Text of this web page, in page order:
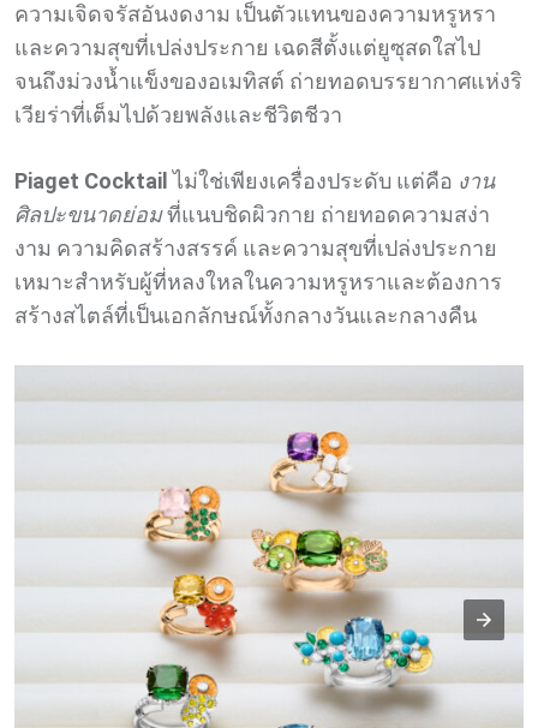
ความเจิดจรัสอันงดงาม เป็นตัวแทนของความหรูหรา
และความสุขที่เปล่งประกาย เฉดสีตั้งแต่ยูซุสดใสไป
จนถึงม่วงน้ำแข็งของอเมทิสต์ ถ่ายทอดบรรยากาศแห่งริ
เวียร่าที่เต็มไปด้วยพลังและชีวิตชีวา
Piaget Cocktail ไม่ใช่เพียงเครื่องประดับ แต่คือ งาน
ศิลปะขนาดย่อมที่แนบชิดผิวกาย ถ่ายทอดความสง่า
งาม ความคิดสร้างสรรค์ และความสุขที่เปล่งประกาย
เหมาะสำหรับผู้ที่หลงใหลในความหรูหราและต้องการ
สร้างสไตล์ที่เป็นเอกลักษณ์ทั้งกลางวันและกลางคืน